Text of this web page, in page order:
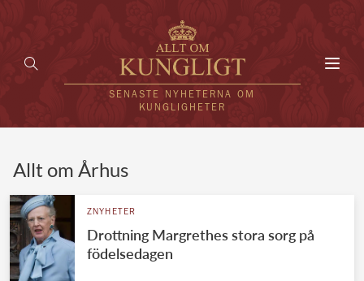
SENASTE NYHETERNA OM
KUNGLIGHETER
UTLÄNDSKT
Allt om Århus
ZNYHETER
Drottning Margrethes stora sorg på
födelsedagen